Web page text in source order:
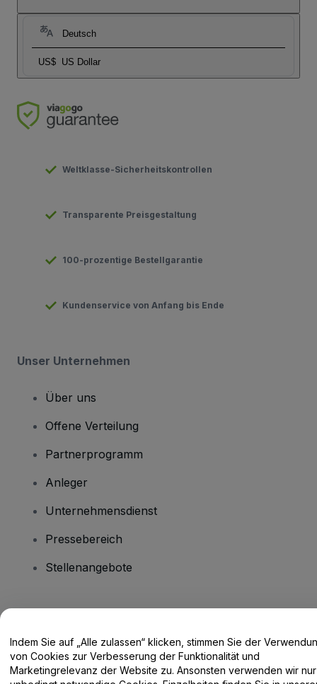
Deutsch
US$ US Dollar
Weltklasse-Sicherheitskontrollen
Transparente Preisgestaltung
100-prozentige Bestellgarantie
Kundenservice von Anfang bis Ende
Unser Unternehmen
Über uns
Offene Verteilung
Partnerprogramm
Anleger
Unternehmensdienst
Pressebereich
Stellenangebote
Hilfe-Center / Kontakt
Indem Sie auf „Alle zulassen“ klicken, stimmen Sie der
von Cookies zur Verbesserung der Funktionalität und
Marketingrelevanz der Website zu. Ansonsten verwenden wir nur